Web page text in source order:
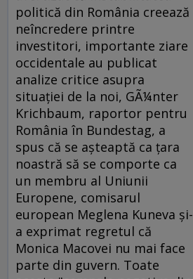
politică din România creează
neîncredere printre
investitori, importante ziare
occidentale au publicat
analize critice asupra
situaţiei de la noi, GÃ¼nter
Krichbaum, raportor pentru
România în Bundestag, a
spus că se aşteaptă ca ţara
noastră să se comporte ca
un membru al Uniunii
Europene, comisarul
european Meglena Kuneva şi-
a exprimat regretul că
Monica Macovei nu mai face
parte din guvern. Toate